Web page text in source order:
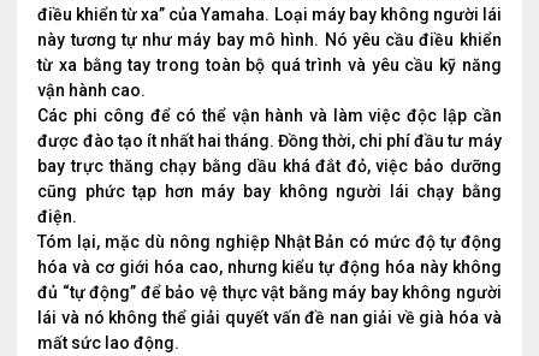
điều khiển từ xa” của Yamaha. Loại máy bay không người lái
này tương tự như máy bay mô hình. Nó yêu cầu điều khiển
từ xa bằng tay trong toàn bộ quá trình và yêu cầu kỹ năng
vận hành cao.
Các phi công để có thể vận hành và làm việc độc lập cần
được đào tạo ít nhất hai tháng. Đồng thời, chi phí đầu tư máy
bay trực thăng chạy bằng dầu khá đắt đỏ, việc bảo dưỡng
cũng phức tạp hơn máy bay không người lái chạy bằng
điện.
Tóm lại, mặc dù nông nghiệp Nhật Bản có mức độ tự động
hóa và cơ giới hóa cao, nhưng kiểu tự động hóa này không
đủ “tự động” để bảo vệ thực vật bằng máy bay không người
lái và nó không thể giải quyết vấn đề nan giải về già hóa và
mất sức lao động.